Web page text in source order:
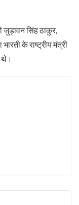
जुड़ावन सिंह ठाकुर,
के राष्ट्रीय मंत्री
थे।